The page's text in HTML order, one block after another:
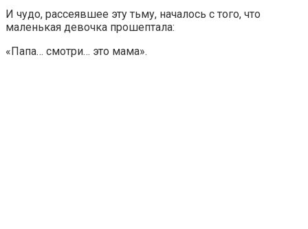
И чудо, рассеявшее эту тьму, началось с того, что
маленькая девочка прошептала:
«Папа… смотри… это мама».